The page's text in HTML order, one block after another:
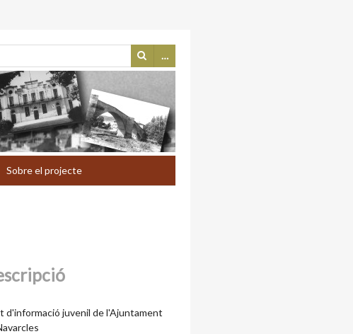
…
Sobre el projecte
d'informació juvenil de l'Ajuntament